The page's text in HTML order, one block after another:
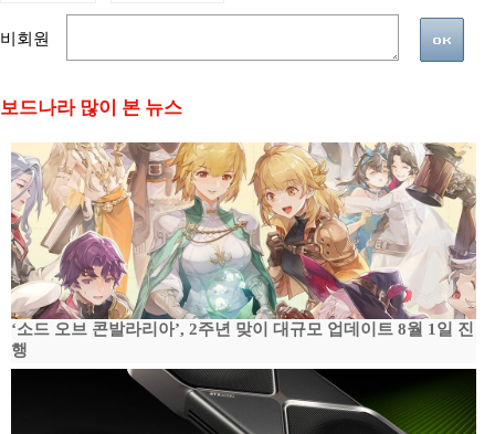
비회원
보드나라 많이 본 뉴스
‘소드 오브 콘발라리아’, 2주년 맞이 대규모 업데이트 8월 1일 진
행